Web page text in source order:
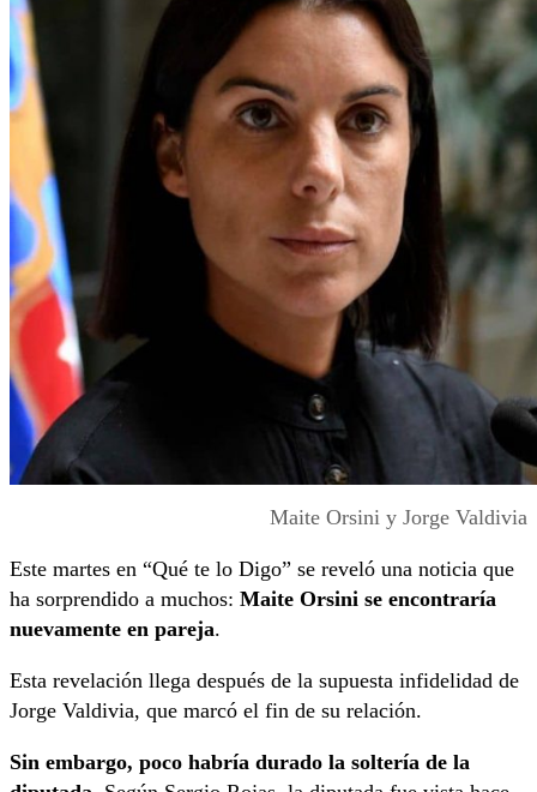
Maite Orsini y Jorge Valdivia
Este martes en “Qué te lo Digo” se reveló una noticia que
ha sorprendido a muchos: Maite Orsini se encontraría
nuevamente en pareja.
Esta revelación llega después de la supuesta infidelidad de
Jorge Valdivia, que marcó el fin de su relación.
Sin embargo, poco habría durado la soltería de la